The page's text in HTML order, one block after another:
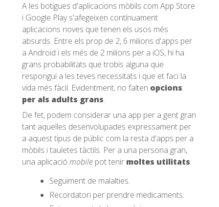
A les botigues d'aplicacions mòbils com App Store
i Google Play s'afegeixen contínuament
aplicacions noves que tenen els usos més
absurds. Entre els prop de 2, 6 milions d'apps per
a Android i els més de 2 milions per a iOS, hi ha
grans probabilitats que trobis alguna que
respongui a les teves necessitats i que et faci la
vida més fàcil. Evidentment, no falten opcions
per als adults grans.
De fet, podem considerar una app per a gent gran
tant aquelles desenvolupades expressament per
a aquest tipus de públic com la resta d'apps per a
mòbils i tauletes tàctils. Per a una persona gran,
una aplicació mobile pot tenir moltes utilitats:
Seguiment de malalties.
Recordatori per prendre medicaments.